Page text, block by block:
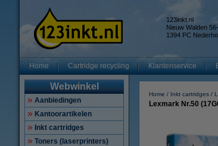
123inkt.nl
Nieuw Walden
1394 PC
Home Cartridge recycling Klantenservice
Webwinkel
Aanbiedingen
Kantoorartikelen
Inkt cartridges
Toners (laserprinters)
Home Inkt cartridges
Lexmark Nr.50